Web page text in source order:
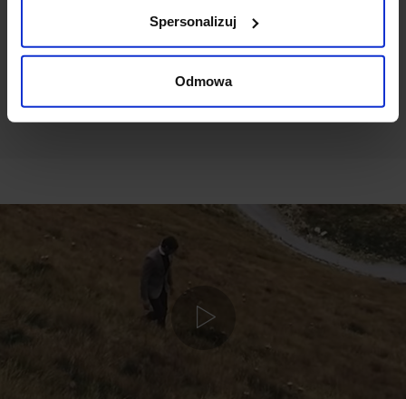
Spersonalizuj
Odmowa
DODAJ OPINIĘ